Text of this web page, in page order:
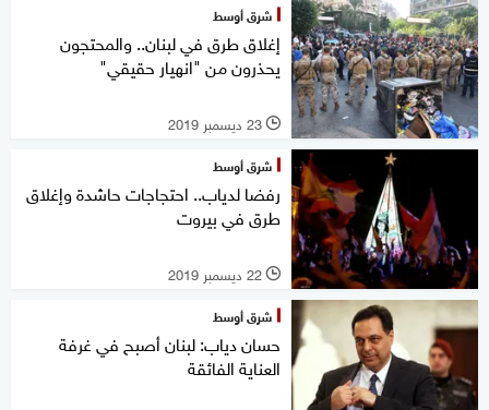
شرق أوسط
إغلاق طرق في لبنان.. والمحتجون
يحذرون من "انهيار حقيقي"
l 23 ديسمبر 2019
شرق أوسط
رفضا لدياب.. احتجاجات حاشدة وإغلاق
طرق في بيروت
l 22 ديسمبر 2019
شرق أوسط
حسان دياب: لبنان أصبح في غرفة
العناية الفائقة